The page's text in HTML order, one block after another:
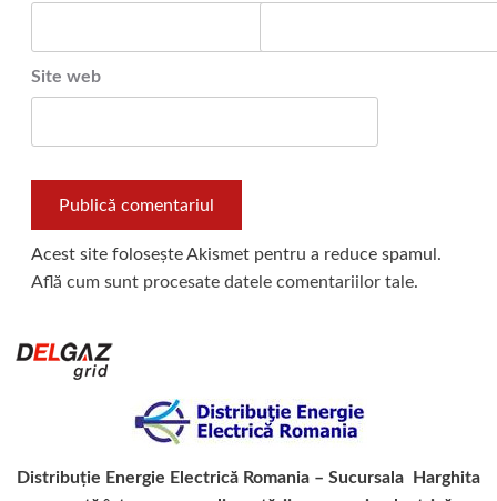
Site web
Acest site folosește Akismet pentru a reduce spamul.
Află cum sunt procesate datele comentariilor tale.
Distribuție Energie Electrică Romania – Sucursala Harghita